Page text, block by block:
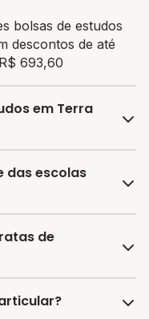
bolsas de estudos
descontos de até
693,60
em Terra
disponibiliza
mensalidades.
das escolas
é de
mais barata
de
baratas de